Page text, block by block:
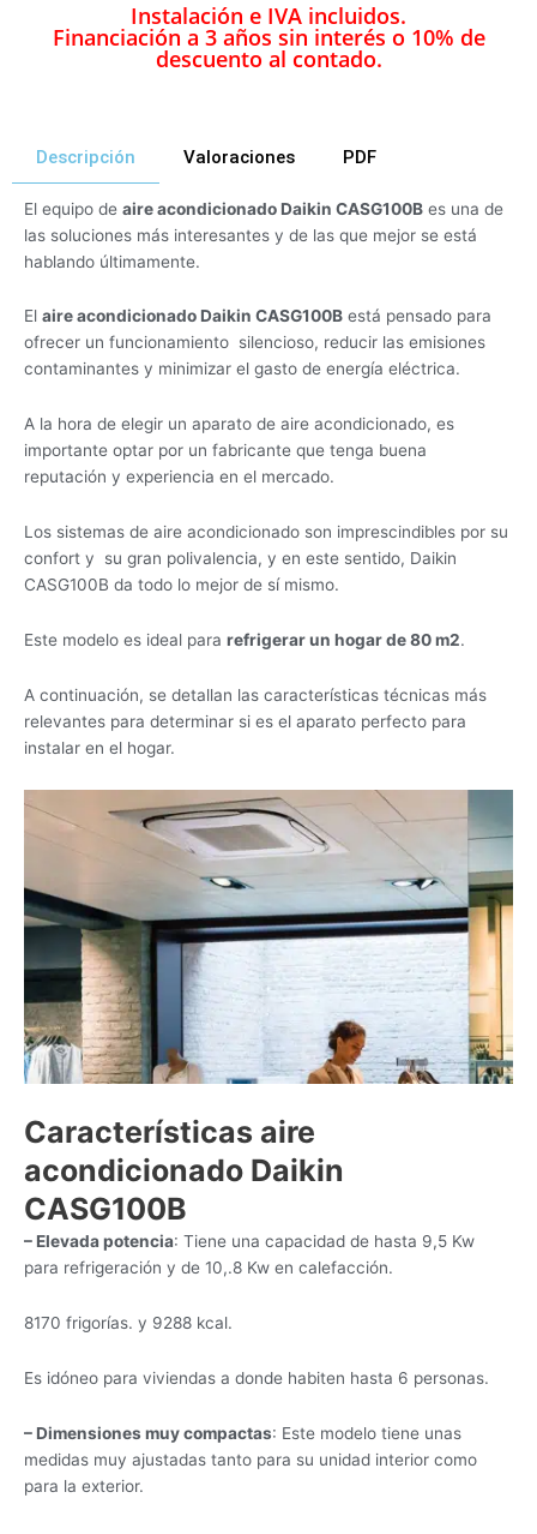
Instalación e IVA incluidos.
Financiación a 3 años sin interés o 10% de
descuento al contado.
Descripción Valoraciones PDF
El equipo de aire acondicionado Daikin CASG100B es una de
las soluciones más interesantes y de las que mejor se está
hablando últimamente.
El aire acondicionado Daikin CASG100B está pensado para
ofrecer un funcionamiento silencioso, reducir las emisiones
contaminantes y minimizar el gasto de energía eléctrica.
A la hora de elegir un aparato de aire acondicionado, es
importante optar por un fabricante que tenga buena
reputación y experiencia en el mercado.
Los sistemas de aire acondicionado son imprescindibles por su
confort y su gran polivalencia, y en este sentido, Daikin
CASG100B da todo lo mejor de sí mismo.
Este modelo es ideal para refrigerar un hogar de 80 m2.
A continuación, se detallan las características técnicas más
relevantes para determinar si es el aparato perfecto para
instalar en el hogar.
Características aire
acondicionado Daikin
CASG100B
– Elevada potencia: Tiene una capacidad de hasta 9,5 Kw
para refrigeración y de 10,.8 Kw en calefacción.
8170 frigorías. y 9288 kcal.
Es idóneo para viviendas a donde habiten hasta 6 personas.
– Dimensiones muy compactas: Este modelo tiene unas
medidas muy ajustadas tanto para su unidad interior como
para la exterior.